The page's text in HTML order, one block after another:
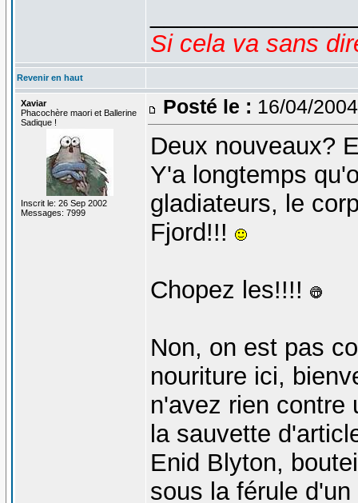
Si cela va sans
Revenir en haut
Xaviar
Phacochère maori et Ballerine
Sadique !
Inscrit le: 26 Sep 2002
Messages: 7999
Posté le : 16/04/
Deux nouveaux?
Y'a longtemps
gladiateurs, le
Fjord!!!
Chopez les!!!!
Non, on est pas
nouriture ici,
n'avez rien contre
la sauvette
Enid Blyton,
sous la férule